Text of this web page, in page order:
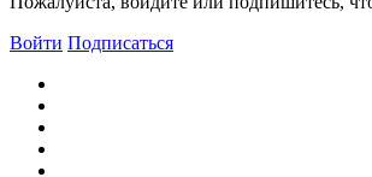
Войти Подписаться